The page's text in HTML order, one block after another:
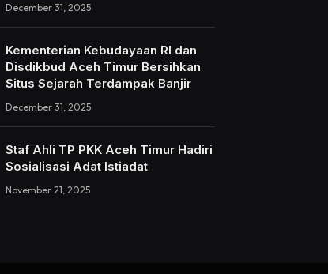
December 31, 2025
Kementerian Kebudayaan RI dan
Disdikbud Aceh Timur Bersihkan
Situs Sejarah Terdampak Banjir
December 31, 2025
Staf Ahli TP PKK Aceh Timur Hadiri
Sosialisasi Adat Istiadat
November 21, 2025